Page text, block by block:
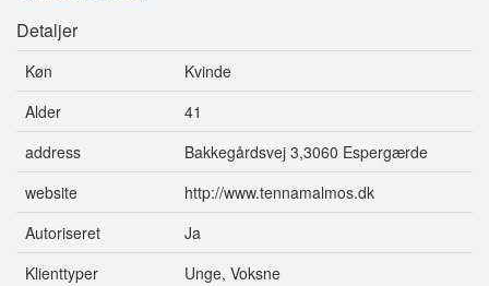
Detaljer
Køn
Kvinde
Alder
41
address
Bakkegårdsvej 3,3060 Espergærde
website
http://www.tennamalmos.dk
Autoriseret
Ja
Klienttyper
Unge, Voksne